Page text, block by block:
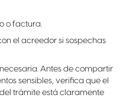
o factura.
el acreedor si sospechas
Antes de compartir
sensibles, verifica que el
trámite está claramente